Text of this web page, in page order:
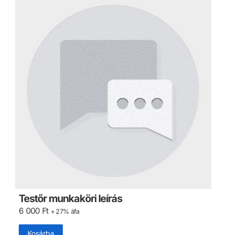
Testőr munkaköri leírás
6 000 Ft + 27% áfa
Kosárba